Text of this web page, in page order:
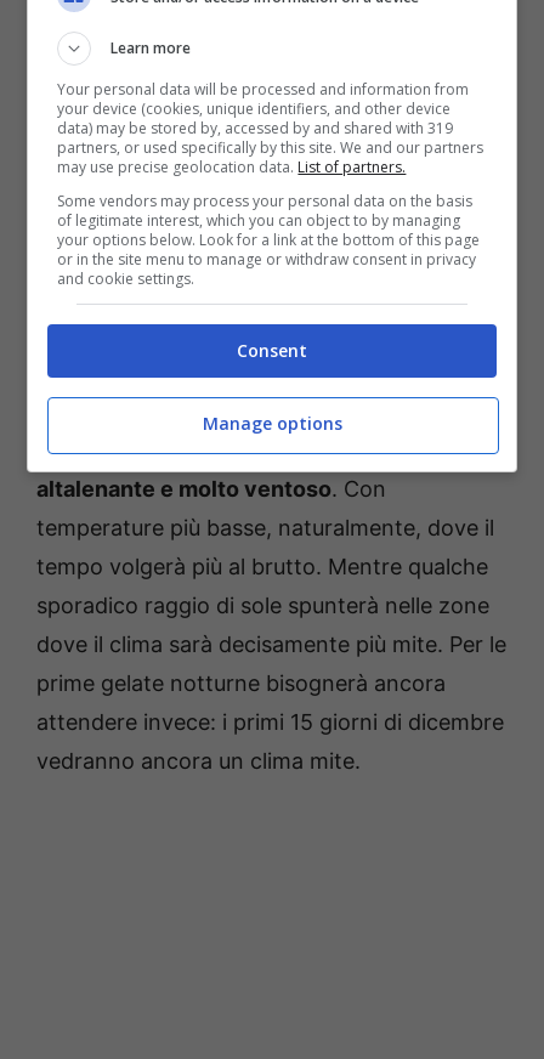
Ma fino a metà gennaio non arriverà il vero freddo
invernale, dicono gli esperti – Meteoweek
Nei prossimi giorni ci aspetterà un clima
altalenante e molto ventoso. Con
temperature più basse, naturalmente, dove il
tempo volgerà più al brutto. Mentre qualche
sporadico raggio di sole spunterà nelle zone
dove il clima sarà decisamente più mite. Per le
prime gelate notturne bisognerà ancora
attendere invece: i primi 15 giorni di dicembre
vedranno ancora un clima mite.
Learn more
Your personal data will be processed and information from
your device (cookies, unique identifiers, and other device
data) may be stored by, accessed by and shared with 319
partners, or used specifically by this site. We and our partners
may use precise geolocation data. List of partners.
Some vendors may process your personal data on the basis
of legitimate interest, which you can object to by managing
your options below. Look for a link at the bottom of this page
or in the site menu to manage or withdraw consent in privacy
and cookie settings.
Consent
Manage options